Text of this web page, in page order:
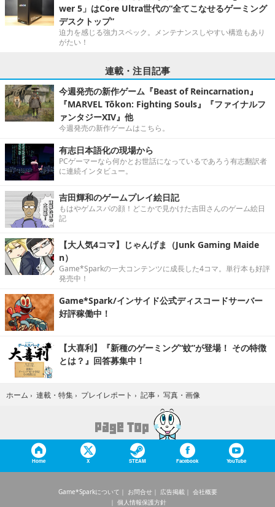
wer 5」はCore Ultra世代の“全てこなせるゲーミング
デスクトップ”
迫力を感じる強力スペック。メンテナンスしやすい構造もあり
がたい！
連載・注目記事
今週発売の新作ゲーム『Beast of Reincarnation』
『MARVEL Tōkon: Fighting Souls』『ファイナルフ
ァンタジーXIV』他
今週発売の新作ゲームはこちら。
有志日本語化の現場から
PCゲーマーなら何かとお世話になっているであろう有志翻訳者
に連続インタビュー。
吉田輝和のゲームプレイ絵日記
もはやゲムスパの顔！どこかで見かけた吉田さんのゲーム絵日
記
【大人気4コマ】じゃんげま（Junk Gaming Maide
n）
Game*Sparkの一大コンテンツに成長した4コマ。単行本も好評
発売中！
Game*Spark/インサイド公式ディスコードサーバー
好評稼働中！
【大喜利】『新種のゲーミング“蚊”が登場！ その特徴
とは？』回答募集中！
ホーム › 連載・特集 › プレイレポート › 記事 › 写真・画像
Home X STEAM Facebook YouTube
Game*Sparkについて お問合せ 広告掲載
会社概要
個人情報保護方針